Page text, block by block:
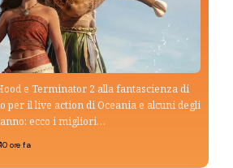
e Terminator 2 alla fantascienza di
per il live action di Oceania e alcuni degli
ecco i migliori…
10 ore fa